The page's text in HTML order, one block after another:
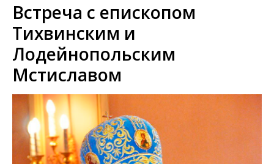
Встреча с епископом
Тихвинским и
Лодейнопольским
Мстиславом